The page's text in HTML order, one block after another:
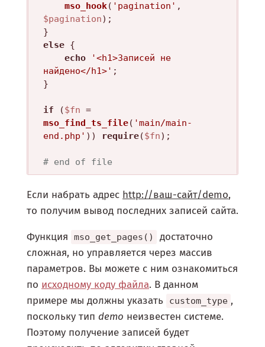
mso_hook( 'pagination'
$pagination);
else {
echo
'<h1>Записей не
найдено</h1>' ;
}
if ($fn
mso_find_ts_file( 'main/main-
end.php' )) require($fn);
# end of file
Если набрать адрес http://ваш-сайт/demo,
то получим вывод последних записей сайта.
Функция mso_get_pages()
достаточно
сложная, но управляется через массив
параметров. Вы можете с ним ознакомиться
по исходному коду файла. В данном
примере мы должны указать
custom_type ,
поскольку тип demo неизвестен системе.
Поэтому получение записей будет